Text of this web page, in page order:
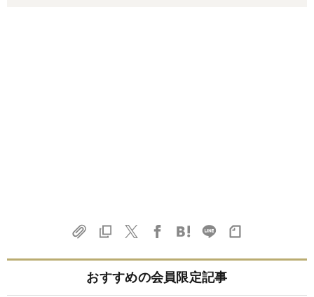
おすすめの会員限定記事